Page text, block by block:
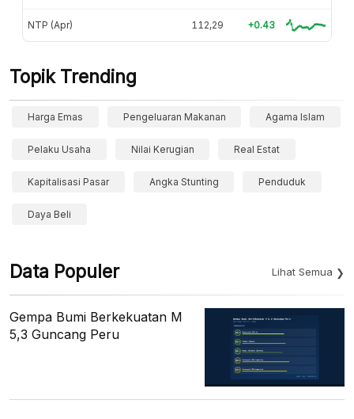
NTP (Apr) 112,29 +0.43
Topik Trending
Harga Emas Pengeluaran Makanan Agama Islam
Pelaku Usaha Nilai Kerugian Real Estat
Kapitalisasi Pasar Angka Stunting Penduduk
Daya Beli
Data Populer Lihat Semua
Gempa Bumi Berkekuatan M
5,3 Guncang Peru